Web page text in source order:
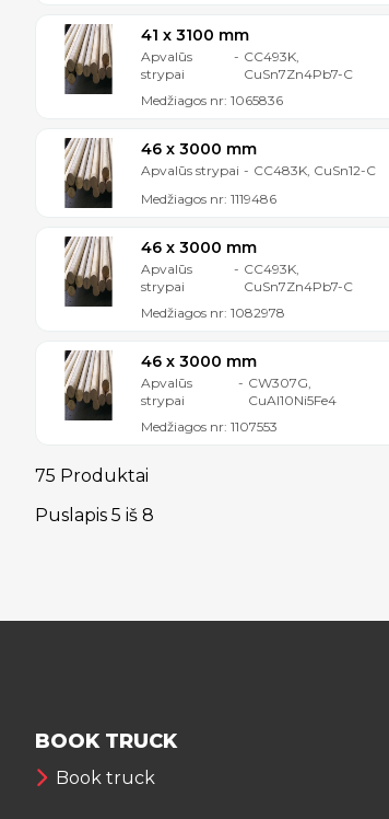
41 x 3100 mm
Apvalūs
strypai
- CC493K,
CuSn7Zn4Pb7-C
Medžiagos nr: 1065836
46 x 3000 mm
Apvalūs strypai - CC483K, CuSn12-C
Medžiagos nr: 1119486
46 x 3000 mm
Apvalūs
strypai
- CC493K,
CuSn7Zn4Pb7-C
Medžiagos nr: 1082978
46 x 3000 mm
Apvalūs
strypai
- CW307G,
CuAl10Ni5Fe4
Medžiagos nr: 1107553
75 Produktai
Puslapis 5 iš 8
BOOK TRUCK
Book truck